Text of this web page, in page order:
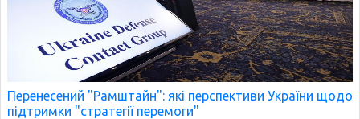
Перенесений "Рамштайн": які перспективи України щодо
підтримки "стратегії перемоги"